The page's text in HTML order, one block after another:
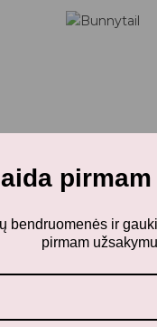
bendruomenės ir
pirmam